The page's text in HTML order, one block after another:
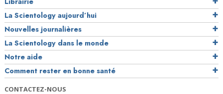
La Scientology aujourd’hui
Nouvelles journalières
La Scientology dans le monde
Notre aide
Comment rester en bonne santé
CONTACTEZ-NOUS